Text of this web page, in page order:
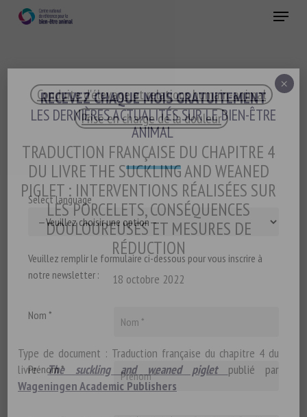
Menu
Conduite d'élevage et relations humain-animal
Prise en charge de la douleur
TRADUCTION FRANÇAISE DU CHAPITRE 4
DU LIVRE THE SUCKLING AND WEANED
PIGLET : INTERVENTIONS RÉALISÉES SUR
LES PORCELETS, CONSÉQUENCES
DOULOUREUSES ET MESURES DE
RÉDUCTION
18 octobre 2022
Type de document : Traduction française du chapitre 4 du
livreThe suckling and weaned piglet publié par
Wageningen Academic Publishers
RECEVEZ CHAQUE MOIS GRATUITEMENT
LES DERNIÈRES ACTUALITÉS SUR LE BIEN-ÊTRE
ANIMAL
Select language
Veuillez remplir le formulaire ci-dessous pour vous inscrire à
notre newsletter :
Nom *
Prénom *
×